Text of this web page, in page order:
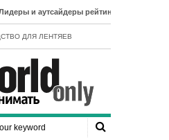
рейтинга ИЧР
ДЛЯ ЛЕНТЯЕВ